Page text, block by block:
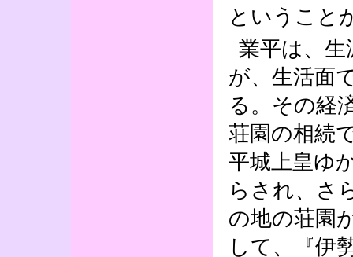
ということ
業平は、
が、生活面
る。その経
荘園の相続
平城上皇ゆ
らされ、さ
の地の荘園
して、『伊